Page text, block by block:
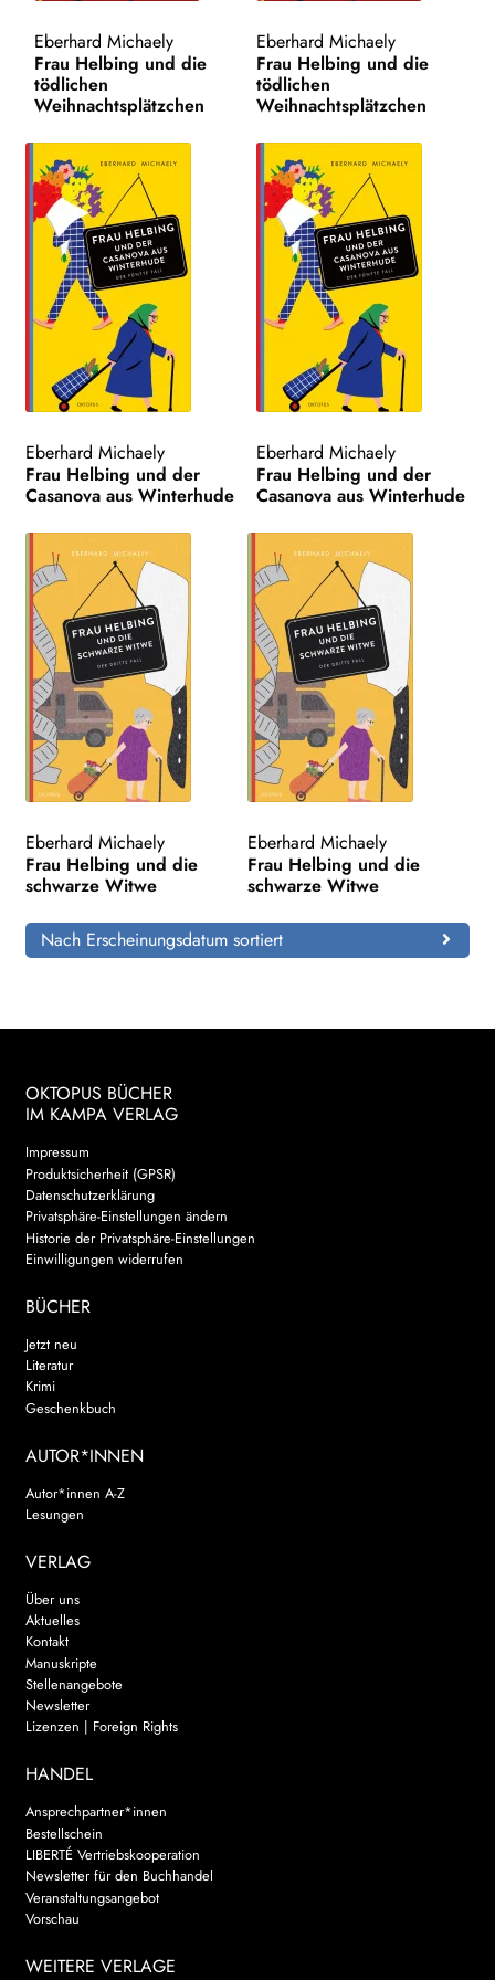
Eberhard Michaely
Frau Helbing und die
tödlichen
Weihnachtsplätzchen
Eberhard Michaely
Frau Helbing und die
tödlichen
Weihnachtsplätzchen
Eberhard Michaely
Frau Helbing und der
Casanova aus Winterhude
Eberhard Michaely
Frau Helbing und der
Casanova aus Winterhude
Eberhard Michaely
Frau Helbing und die
schwarze Witwe
Eberhard Michaely
Frau Helbing und die
schwarze Witwe
Nach Erscheinungsdatum sortiert
OKTOPUS BÜCHER
IM KAMPA VERLAG
Impressum
Produktsicherheit (GPSR)
Datenschutzerklärung
Privatsphäre-Einstellungen ändern
Historie der Privatsphäre-Einstellungen
Einwilligungen widerrufen
BÜCHER
Jetzt neu
Literatur
Krimi
Geschenkbuch
AUTOR*INNEN
Autor*innen A-Z
Lesungen
VERLAG
Über uns
Aktuelles
Kontakt
Manuskripte
Stellenangebote
Newsletter
Lizenzen | Foreign Rights
HANDEL
Ansprechpartner*innen
Bestellschein
LIBERTÉ Vertriebskooperation
Newsletter für den Buchhandel
Veranstaltungsangebot
Vorschau
WEITERE VERLAGE